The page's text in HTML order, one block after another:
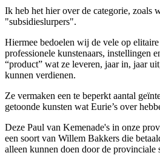
Ik heb het hier over de categorie, zoals
"subsidieslurpers".
Hiermee bedoelen wij de vele op elitaire
professionele kunstenaars, instellingen
“product” wat ze leveren, jaar in, jaar
kunnen verdienen.
Ze vermaken een te beperkt aantal
getoonde kunsten wat Eurie’s over
Deze Paul van Kemenade's in onze
een soort van Willem Bakkers die
alleen kunnen doen door de provinciale